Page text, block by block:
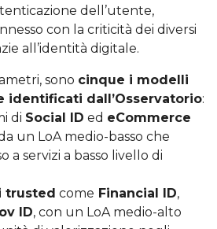
dell’utente,
con la criticità dei diversi
all’identità digitale.
sono cinque i modelli
dall’Osservatorio:
di Social ID ed eCommerce
un LoA medio-basso che
a servizi a basso livello di
trusted come Financial ID,
ID, con un LoA medio-alto